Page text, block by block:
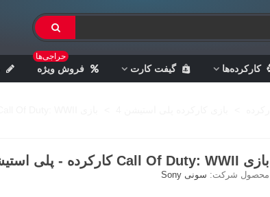
کارکرده‌ها گیفت کارت فروش ویژه
حراجی‌ها
بازی Call Of Duty: WWII کارکرده - پلی استیشن 4
محصول شرکت: سونی Sony